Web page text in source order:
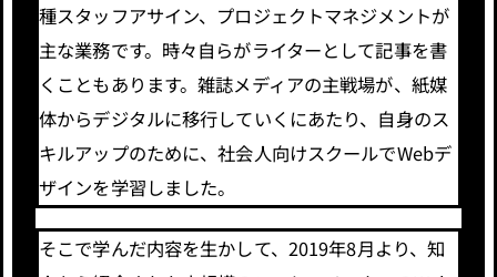
種スタッフアサイン、プロジェクトマネジメントが
主な業務です。時々自らがライターとして記事を書
くこともあります。雑誌メディアの主戦場が、紙媒
体からデジタルに移行していくにあたり、自身のス
キルアップのために、社会人向けスクールでWebデ
ザインを学習しました。
そこで学んだ内容を生かして、2019年8月より、知